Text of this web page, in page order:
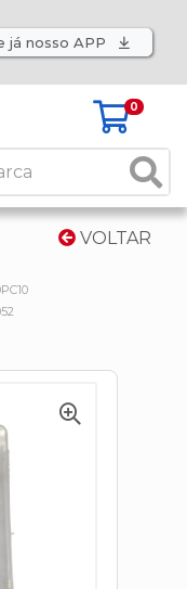
já nosso APP
0
VOLTAR